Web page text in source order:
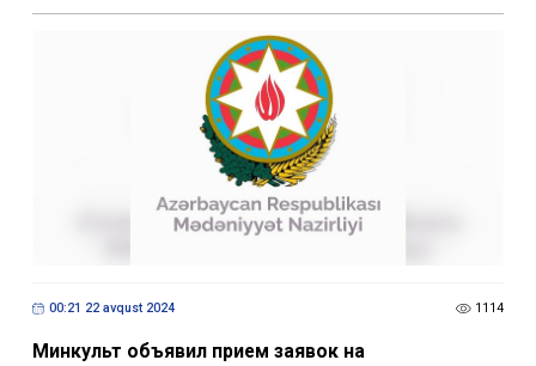
00:21 22 avqust 2024 1114
Минкульт объявил прием заявок на